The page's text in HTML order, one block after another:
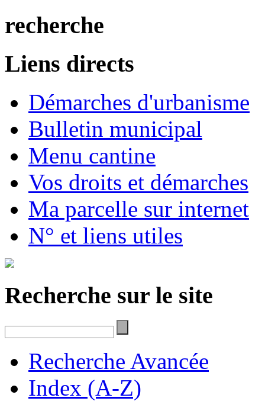
recherche
Liens directs
Démarches d'urbanisme
Bulletin municipal
Menu cantine
Vos droits et démarches
Ma parcelle sur internet
N° et liens utiles
Recherche sur le site
Recherche Avancée
Index (A-Z)